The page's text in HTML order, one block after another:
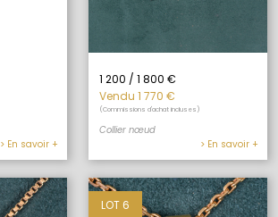
> En savoir +
1 200 / 1 800 €
Vendu 1 770 €
(Commissions d'achat incluses)
Collier nœud
> En savoir +
LOT 6